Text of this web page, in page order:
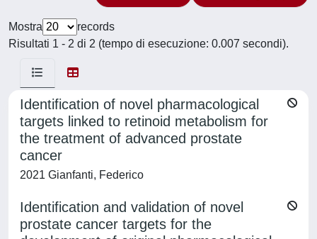
Mostra
records
Risultati 1 - 2 di 2 (tempo di esecuzione: 0.007 secondi).
Identification of novel pharmacological
targets linked to retinoid metabolism for
the treatment of advanced prostate
cancer
2021 Gianfanti, Federico
Identification and validation of novel
prostate cancer targets for the